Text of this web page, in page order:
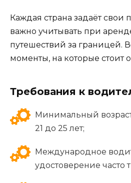
Каждая страна задаёт свои
важно учитывать при
путешествий за границей.
моменты, на которые стоит
Требования к
Минимальный
21 до 25 лет;
Международное
удостоверение часто